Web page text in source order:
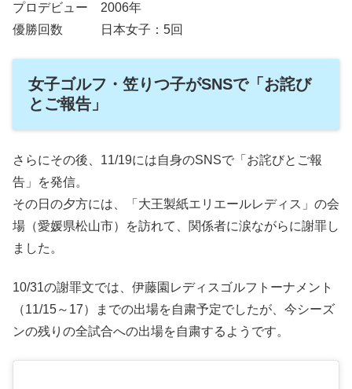
プロデビュー 2006年
優勝回数 日本女子：5回
女子ゴルフ・笠りつ子がSNSで「お詫び
とご報告」
さらにその後、11/19には自身のSNSで「お詫びとご報
告」を発信。
その日の夕方には、「大王製紙エリエールレディス」の会
場（愛媛県松山市）を訪れて、関係者に涙ながらに謝罪し
ました。
10/31の謝罪文では、伊藤園レディスゴルフトーナメント
（11/15～17）までの出場を自粛予定でしたが、今シーズ
ンの残りの全試合への出場を自粛するようです。